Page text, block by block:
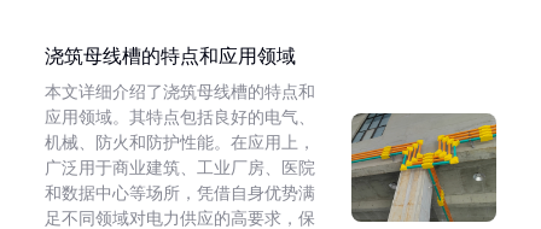
浇筑母线槽的特点和应用领域
本文详细介绍了浇筑母线槽的特点和
应用领域。其特点包括良好的电气、
机械、防火和防护性能。在应用上，
广泛用于商业建筑、工业厂房、医院
和数据中心等场所，凭借自身优势满
足不同领域对电力供应的高要求，保